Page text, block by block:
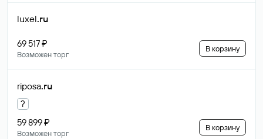
luxel.ru
69 517 ₽
Возможен торг
В корзину
riposa.ru
?
59 899 ₽
Возможен торг
В корзину